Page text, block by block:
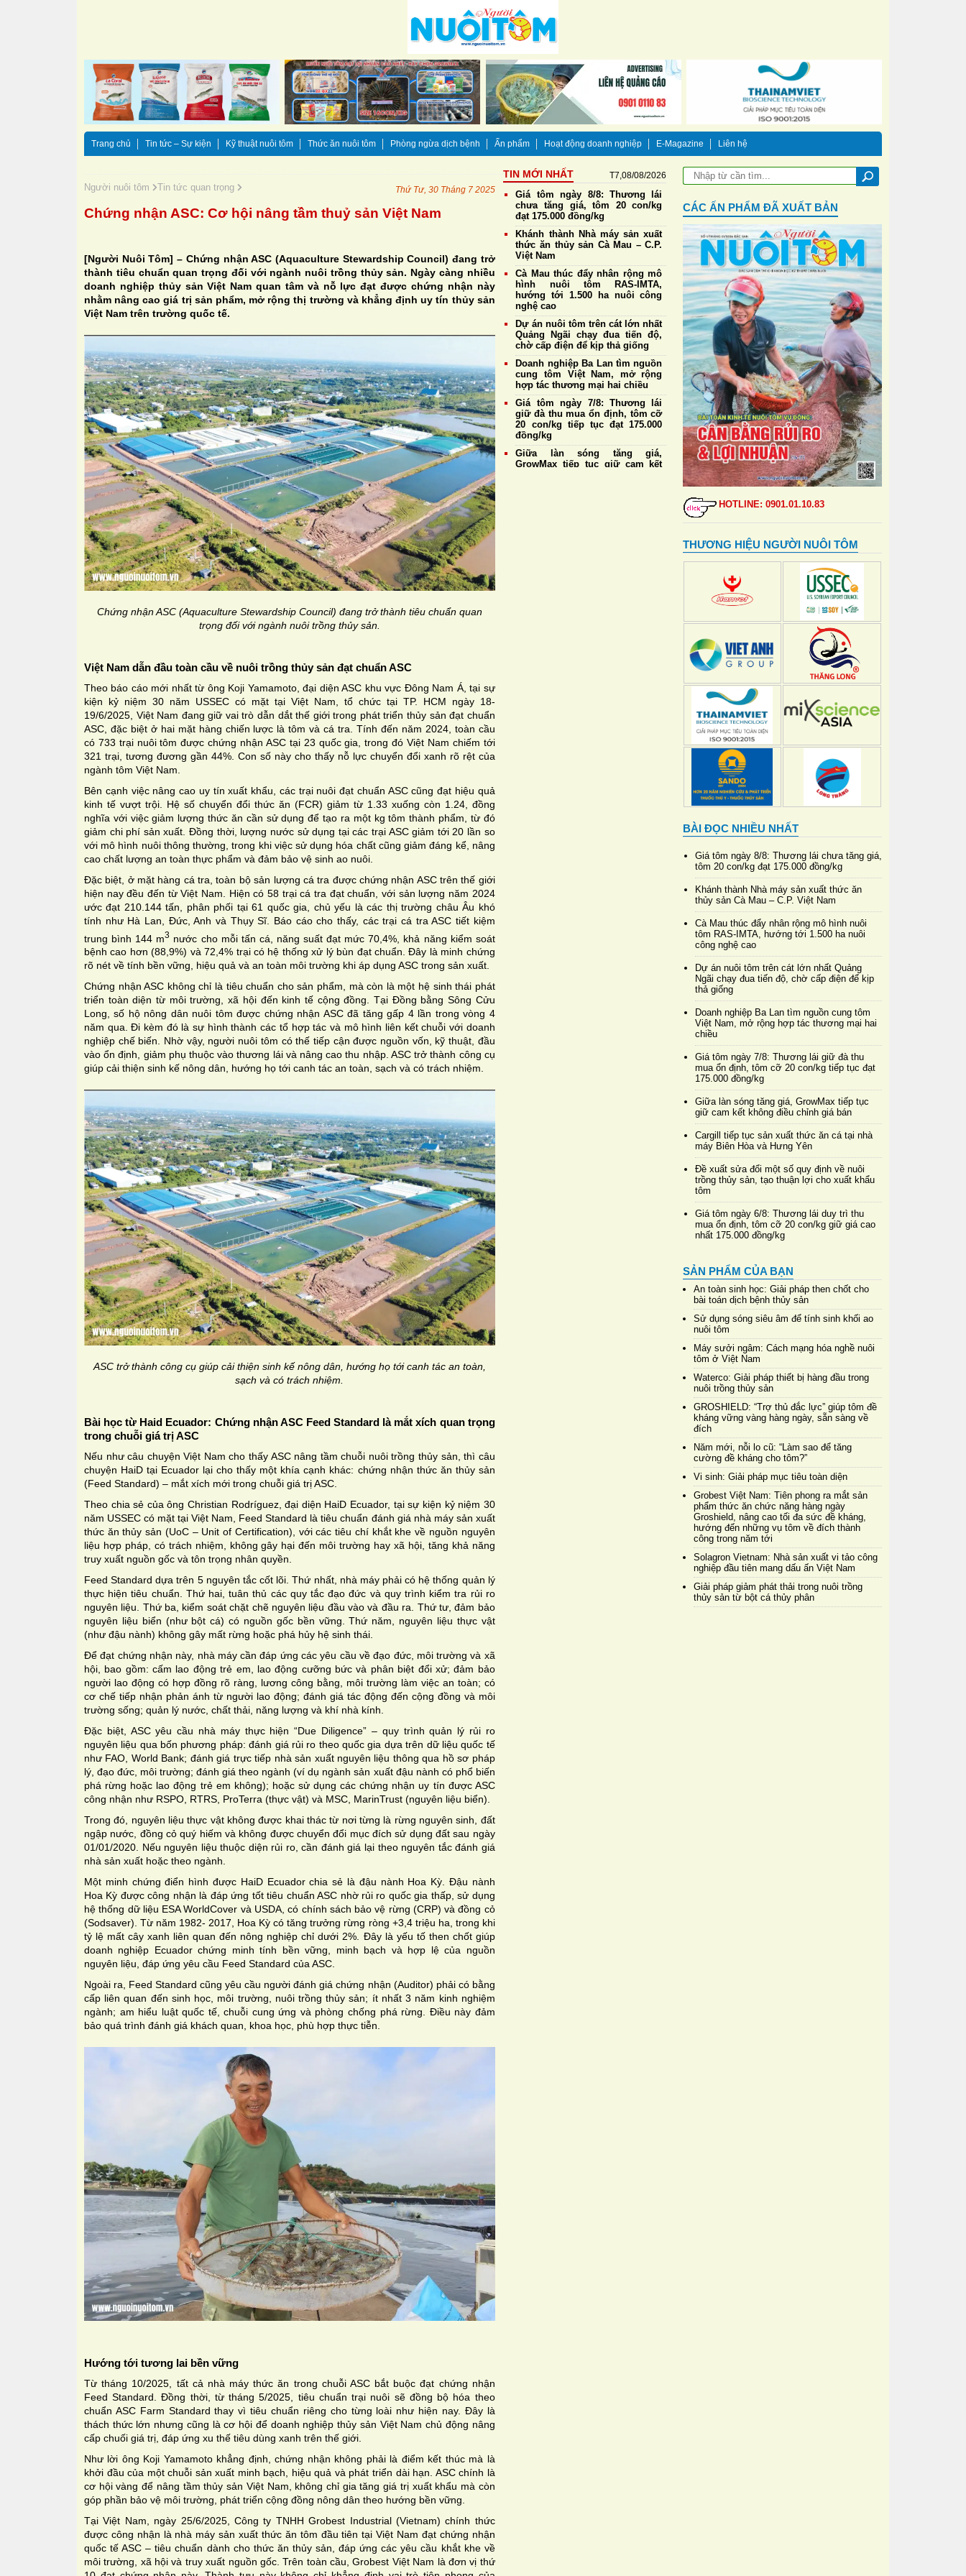
Trang chủ Tin tức – Sự kiện Kỹ thuật nuôi tôm Thức ăn nuôi tôm Phòng ngừa dịch bệnh Ấn phẩm Hoạt động doanh nghiệp E-Magazine Liên hệ
Người nuôi tôm Tin tức quan trọng Thứ Tư, 30 Tháng 7 2025
Chứng nhận ASC: Cơ hội nâng tầm thuỷ sản Việt Nam
[Người Nuôi Tôm] – Chứng nhận ASC (Aquaculture Stewardship Council) đang trở
thành tiêu chuẩn quan trọng đối với ngành nuôi trồng thủy sản. Ngày càng nhiều
doanh nghiệp thủy sản Việt Nam quan tâm và nỗ lực đạt được chứng nhận này
nhằm nâng cao giá trị sản phẩm, mở rộng thị trường và khẳng định uy tín thủy sản
Việt Nam trên trường quốc tế.
Chứng nhận ASC (Aquaculture Stewardship Council) đang trở thành tiêu chuẩn quan
trọng đối với ngành nuôi trồng thủy sản.
Việt Nam dẫn đầu toàn cầu về nuôi trồng thủy sản đạt chuẩn ASC
Theo báo cáo mới nhất từ ông Koji Yamamoto, đại diện ASC khu vực Đông Nam Á, tại sự
kiện kỷ niệm 30 năm USSEC có mặt tại Việt Nam, tổ chức tại TP. HCM ngày 18-
19/6/2025, Việt Nam đang giữ vai trò dẫn dắt thế giới trong phát triển thủy sản đạt chuẩn
ASC, đặc biệt ở hai mặt hàng chiến lược là tôm và cá tra. Tính đến năm 2024, toàn cầu
có 733 trại nuôi tôm được chứng nhận ASC tại 23 quốc gia, trong đó Việt Nam chiếm tới
321 trại, tương đương gần 44%. Con số này cho thấy nỗ lực chuyển đổi xanh rõ rệt của
ngành tôm Việt Nam.
Bên cạnh việc nâng cao uy tín xuất khẩu, các trại nuôi đạt chuẩn ASC cũng đạt hiệu quả
kinh tế vượt trội. Hệ số chuyển đổi thức ăn (FCR) giảm từ 1.33 xuống còn 1.24, đồng
nghĩa với việc giảm lượng thức ăn cần sử dụng để tạo ra một kg tôm thành phẩm, từ đó
giảm chi phí sản xuất. Đồng thời, lượng nước sử dụng tại các trại ASC giảm tới 20 lần so
với mô hình nuôi thông thường, trong khi việc sử dụng hóa chất cũng giảm đáng kể, nâng
cao chất lượng an toàn thực phẩm và đảm bảo vệ sinh ao nuôi.
Đặc biệt, ở mặt hàng cá tra, toàn bộ sản lượng cá tra được chứng nhận ASC trên thế giới
hiện nay đều đến từ Việt Nam. Hiện có 58 trại cá tra đạt chuẩn, với sản lượng năm 2024
ước đạt 210.144 tấn, phân phối tại 61 quốc gia, chủ yếu là các thị trường châu Âu khó
tính như Hà Lan, Đức, Anh và Thụy Sĩ. Báo cáo cho thấy, các trại cá tra ASC tiết kiệm
trung bình 144 m3 nước cho mỗi tấn cá, năng suất đạt mức 70,4%, khả năng kiểm soát
bệnh cao hơn (88,9%) và 72,4% trại có hệ thống xử lý bùn đạt chuẩn. Đây là minh chứng
rõ nét về tính bền vững, hiệu quả và an toàn môi trường khi áp dụng ASC trong sản xuất.
Chứng nhận ASC không chỉ là tiêu chuẩn cho sản phẩm, mà còn là một hệ sinh thái phát
triển toàn diện từ môi trường, xã hội đến kinh tế cộng đồng. Tại Đồng bằng Sông Cửu
Long, số hộ nông dân nuôi tôm được chứng nhận ASC đã tăng gấp 4 lần trong vòng 4
năm qua. Đi kèm đó là sự hình thành các tổ hợp tác và mô hình liên kết chuỗi với doanh
nghiệp chế biến. Nhờ vậy, người nuôi tôm có thế tiếp cận được nguồn vốn, kỹ thuật, đầu
vào ổn định, giảm phụ thuộc vào thương lái và nâng cao thu nhập. ASC trở thành công cụ
giúp cải thiện sinh kế nông dân, hướng họ tới canh tác an toàn, sạch và có trách nhiệm.
ASC trở thành công cụ giúp cải thiện sinh kế nông dân, hướng họ tới canh tác an toàn,
sạch và có trách nhiệm.
Bài học từ Haid Ecuador: Chứng nhận ASC Feed Standard là mắt xích quan trọng
trong chuỗi giá trị ASC
Nếu như câu chuyện Việt Nam cho thấy ASC nâng tầm chuỗi nuôi trồng thủy sản, thì câu
chuyện HaiD tại Ecuador lại cho thấy một khía cạnh khác: chứng nhận thức ăn thủy sản
(Feed Standard) – mắt xích mới trong chuỗi giá trị ASC.
Theo chia sẻ của ông Christian Rodríguez, đại diện HaiD Ecuador, tại sự kiện kỷ niệm 30
năm USSEC có mặt tại Việt Nam, Feed Standard là tiêu chuẩn đánh giá nhà máy sản xuất
thức ăn thủy sản (UoC – Unit of Certification), với các tiêu chí khắt khe về nguồn nguyên
liệu hợp pháp, có trách nhiệm, không gây hại đến môi trường hay xã hội, tăng khả năng
truy xuất nguồn gốc và tôn trọng nhân quyền.
Feed Standard dựa trên 5 nguyên tắc cốt lõi. Thứ nhất, nhà máy phải có hệ thống quản lý
thực hiện tiêu chuẩn. Thứ hai, tuân thủ các quy tắc đạo đức và quy trình kiểm tra rủi ro
nguyên liệu. Thứ ba, kiểm soát chặt chẽ nguyên liệu đầu vào và đầu ra. Thứ tư, đảm bảo
nguyên liệu biển (như bột cá) có nguồn gốc bền vững. Thứ năm, nguyên liệu thực vật
(như đậu nành) không gây mất rừng hoặc phá hủy hệ sinh thái.
Để đạt chứng nhận này, nhà máy cần đáp ứng các yêu cầu về đạo đức, môi trường và xã
hội, bao gồm: cấm lao động trẻ em, lao động cưỡng bức và phân biệt đổi xử; đảm bảo
người lao động có hợp đồng rõ ràng, lương công bằng, môi trường làm việc an toàn; có
cơ chế tiếp nhận phản ánh từ người lao động; đánh giá tác động đến cộng đồng và môi
trường sống; quản lý nước, chất thải, năng lượng và khí nhà kính.
Đặc biệt, ASC yêu cầu nhà máy thực hiện “Due Diligence” – quy trình quản lý rủi ro
nguyên liệu qua bốn phương pháp: đánh giá rủi ro theo quốc gia dựa trên dữ liệu quốc tế
như FAO, World Bank; đánh giá trực tiếp nhà sản xuất nguyên liệu thông qua hồ sơ pháp
lý, đạo đức, môi trường; đánh giá theo ngành (ví dụ ngành sản xuất đậu nành có phổ biến
phá rừng hoặc lao động trẻ em không); hoặc sử dụng các chứng nhận uy tín được ASC
công nhận như RSPO, RTRS, ProTerra (thực vật) và MSC, MarinTrust (nguyên liệu biển).
Trong đó, nguyên liệu thực vật không được khai thác từ nơi từng là rừng nguyên sinh, đất
ngập nước, đồng cỏ quý hiếm và không được chuyển đổi mục đích sử dụng đất sau ngày
01/01/2020. Nếu nguyên liệu thuộc diện rủi ro, cần đánh giá lại theo nguyên tắc đánh giá
nhà sản xuất hoặc theo ngành.
Một minh chứng điển hình được HaiD Ecuador chia sẻ là đậu nành Hoa Kỳ. Đậu nành
Hoa Kỳ được công nhận là đáp ứng tốt tiêu chuẩn ASC nhờ rủi ro quốc gia thấp, sử dụng
hệ thống dữ liệu ESA WorldCover và USDA, có chính sách bảo vệ rừng (CRP) và đồng cỏ
(Sodsaver). Từ năm 1982- 2017, Hoa Kỳ có tăng trưởng rừng ròng +3,4 triệu ha, trong khi
tỷ lệ mất cây xanh liên quan đến nông nghiệp chỉ dưới 2%. Đây là yếu tố then chốt giúp
doanh nghiệp Ecuador chứng minh tính bền vững, minh bạch và hợp lệ của nguồn
nguyên liệu, đáp ứng yêu cầu Feed Standard của ASC.
Ngoài ra, Feed Standard cũng yêu cầu người đánh giá chứng nhận (Auditor) phải có bằng
cấp liên quan đến sinh học, môi trường, nuôi trồng thủy sản; ít nhất 3 năm kinh nghiệm
ngành; am hiểu luật quốc tế, chuỗi cung ứng và phòng chống phá rừng. Điều này đảm
bảo quá trình đánh giá khách quan, khoa học, phù hợp thực tiễn.
Hướng tới tương lai bền vững
Từ tháng 10/2025, tất cả nhà máy thức ăn trong chuỗi ASC bắt buộc đạt chứng nhận
Feed Standard. Đồng thời, từ tháng 5/2025, tiêu chuẩn trại nuôi sẽ đồng bộ hóa theo
chuẩn ASC Farm Standard thay vì tiêu chuẩn riêng cho từng loài như hiện nay. Đây là
thách thức lớn nhưng cũng là cơ hội để doanh nghiệp thủy sản Việt Nam chủ động nâng
cấp chuối giá trị, đáp ứng xu thế tiêu dùng xanh trên thế giới.
Như lời ông Koji Yamamoto khẳng định, chứng nhận không phải là điểm kết thúc mà là
khởi đầu của một chuỗi sản xuất minh bạch, hiệu quả và phát triển dài hạn. ASC chính là
cơ hội vàng để nâng tầm thủy sản Việt Nam, không chỉ gia tăng giá trị xuất khẩu mà còn
góp phần bảo vệ môi trường, phát triển cộng đồng nông dân theo hướng bền vững.
Tại Việt Nam, ngày 25/6/2025, Công ty TNHH Grobest Industrial (Vietnam) chính thức
được công nhận là nhà máy sản xuất thức ăn tôm đầu tiên tại Việt Nam đạt chứng nhận
quốc tế ASC – tiêu chuẩn dành cho thức ăn thủy sản, đáp ứng các yêu cầu khắt khe về
môi trường, xã hội và truy xuất nguồn gốc. Trên toàn cầu, Grobest Việt Nam là đơn vị thứ
TIN MỚI NHẤT T7,08/08/2026
Giá tôm ngày 8/8: Thương lái
chưa tăng giá, tôm 20 con/kg
đạt 175.000 đồng/kg
Khánh thành Nhà máy sản xuất
thức ăn thủy sản Cà Mau – C.P.
Việt Nam
Cà Mau thúc đẩy nhân rộng mô
hình nuôi tôm RAS-IMTA,
hướng tới 1.500 ha nuôi công
nghệ cao
Dự án nuôi tôm trên cát lớn nhất
Quảng Ngãi chạy đua tiến độ,
chờ cấp điện để kịp thả giống
Doanh nghiệp Ba Lan tìm nguồn
cung tôm Việt Nam, mở rộng
hợp tác thương mại hai chiều
Giá tôm ngày 7/8: Thương lái
giữ đà thu mua ổn định, tôm cỡ
20 con/kg tiếp tục đạt 175.000
đồng/kg
Giữa làn sóng tăng giá,
GrowMax tiếp tục giữ cam kết
CÁC ẤN PHẨM ĐÃ XUẤT BẢN
HOTLINE: 0901.01.10.83
THƯƠNG HIỆU NGƯỜI NUÔI TÔM
BÀI ĐỌC NHIỀU NHẤT
Giá tôm ngày 8/8: Thương lái chưa tăng giá,
tôm 20 con/kg đạt 175.000 đồng/kg
Khánh thành Nhà máy sản xuất thức ăn
thủy sản Cà Mau – C.P. Việt Nam
Cà Mau thúc đẩy nhân rộng mô hình nuôi
tôm RAS-IMTA, hướng tới 1.500 ha nuôi
công nghệ cao
Dự án nuôi tôm trên cát lớn nhất Quảng
Ngãi chạy đua tiến độ, chờ cấp điện để kịp
thả giống
Doanh nghiệp Ba Lan tìm nguồn cung tôm
Việt Nam, mở rộng hợp tác thương mại hai
chiều
Giá tôm ngày 7/8: Thương lái giữ đà thu
mua ổn định, tôm cỡ 20 con/kg tiếp tục đạt
175.000 đồng/kg
Giữa làn sóng tăng giá, GrowMax tiếp tục
giữ cam kết không điều chỉnh giá bán
Cargill tiếp tục sản xuất thức ăn cá tại nhà
máy Biên Hòa và Hưng Yên
Đề xuất sửa đổi một số quy định về nuôi
trồng thủy sản, tạo thuận lợi cho xuất khẩu
tôm
Giá tôm ngày 6/8: Thương lái duy trì thu
mua ổn định, tôm cỡ 20 con/kg giữ giá cao
nhất 175.000 đồng/kg
SẢN PHẨM CỦA BẠN
An toàn sinh học: Giải pháp then chốt cho
bài toán dịch bệnh thủy sản
Sử dụng sóng siêu âm để tính sinh khối ao
nuôi tôm
Máy sưởi ngâm: Cách mạng hóa nghề nuôi
tôm ở Việt Nam
Waterco: Giải pháp thiết bị hàng đầu trong
nuôi trồng thủy sản
GROSHIELD: “Trợ thủ đắc lực” giúp tôm đề
kháng vững vàng hàng ngày, sẵn sàng về
đích
Năm mới, nỗi lo cũ: “Làm sao để tăng
cường đề kháng cho tôm?”
Vi sinh: Giải pháp mục tiêu toàn diện
Grobest Việt Nam: Tiên phong ra mắt sản
phẩm thức ăn chức năng hàng ngày
Groshield, nâng cao tối đa sức đề kháng,
hướng đến những vụ tôm về đích thành
công trong năm tới
Solagron Vietnam: Nhà sản xuất vi tảo công
nghiệp đầu tiên mang dấu ấn Việt Nam
Giải pháp giảm phát thải trong nuôi trồng
thủy sản từ bột cá thủy phân